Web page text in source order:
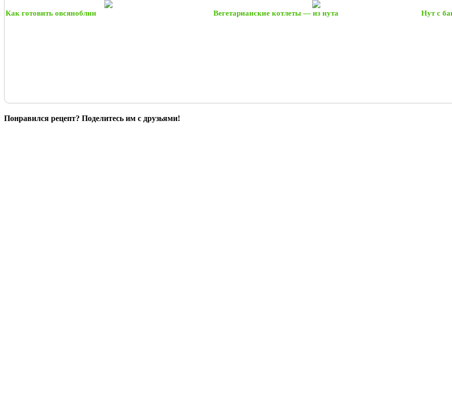
Как готовить овсяноблин Вегетарианские котлеты — из нута Нут с
Понравился рецепт? Поделитесь им с друзьями!